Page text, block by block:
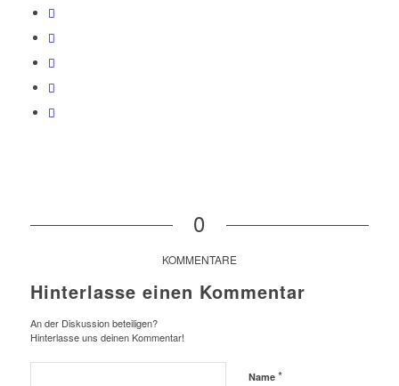
0
KOMMENTARE
Hinterlasse einen Kommentar
An der Diskussion beteiligen?
Hinterlasse uns deinen Kommentar!
Name *